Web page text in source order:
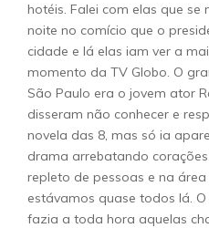
hotéis. Falei com elas que se
noite no comício que o
cidade e lá elas iam ver a
momento da TV Globo. O
São Paulo era o jovem ator
disseram não conhecer e
novela das 8, mas só ia
drama arrebatando
repleto de pessoas e na
estávamos quase todos lá.
fazia a toda hora aquelas